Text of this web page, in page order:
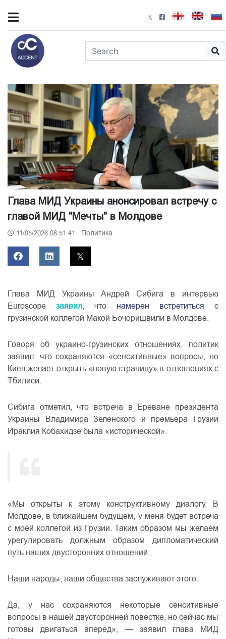
Глава МИД Украины анонсировал встречу с
главой МИД "Мечты" в Молдове
11/05/2026 08:51:41 Политика
Глава МИД Украины Андрей Сибига в интервью
Euroscope заявил, что намерен встретиться с
грузинской коллегой Макой Бочоришвили в Молдове.
Говоря об украино-грузинских отношениях, политик
заявил, что сохраняются «сенситивные» вопросы, но
Киев желает открыть «новую страницу» в отношениях с
Тбилиси.
Сибига отметил, что встреча в Ереване президента
Украины Владимира Зеленского и премьера Грузии
Ираклия Кобахидзе была «исторической».
«Мы открыты к этому конструктивному диалогу. В
Молдове, в ближайшем будущем, у меня будет встреча
с моей коллегой из Грузии. Таким образом мы желаем
урегулировать должным образом дипломатический
путь наших двусторонних отношений.
Наши народы, наши общества заслуживают этого.
Да, у нас сохраняются некоторые сенситивные
вопросы в нашей двусторонней повестке, но сейчас мы
готовы двигаться вперед», — заявил глава МИД